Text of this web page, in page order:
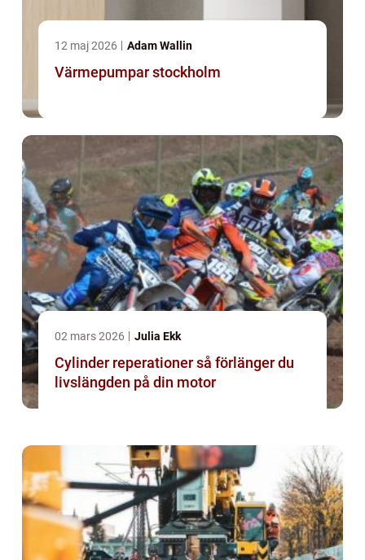
12 maj 2026 Adam Wallin
Värmepumpar stockholm
02 mars 2026 Julia Ekk
Cylinder reperationer så förlänger du
livslängden på din motor